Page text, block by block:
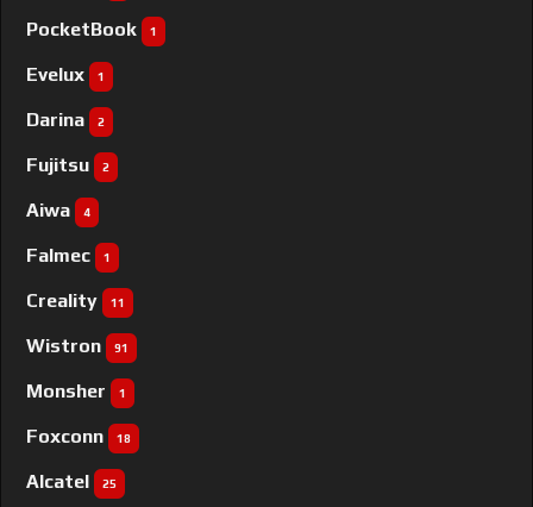
PocketBook 1
Evelux 1
Darina 2
Fujitsu 2
Aiwa 4
Falmec 1
Creality 11
Wistron 91
Monsher 1
Foxconn 18
Alcatel 25